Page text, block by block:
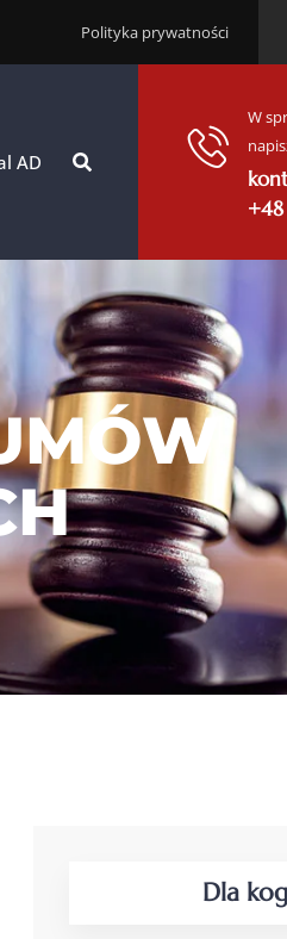
Polityka prywatności
AD
W
+48
Dla